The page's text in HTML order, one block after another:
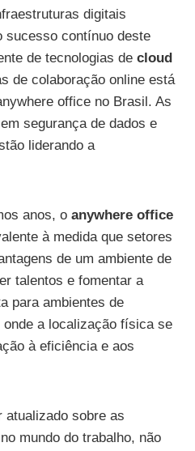
digitais
sucesso contínuo deste
de tecnologias de cloud
de colaboração online está
office no Brasil. As
segurança de dados e
liderando a
anos, o anywhere office
à medida que setores
de um ambiente de
talentos e fomentar a
para ambientes de
a localização física se
à eficiência e aos
atualizado sobre as
mundo do trabalho, não